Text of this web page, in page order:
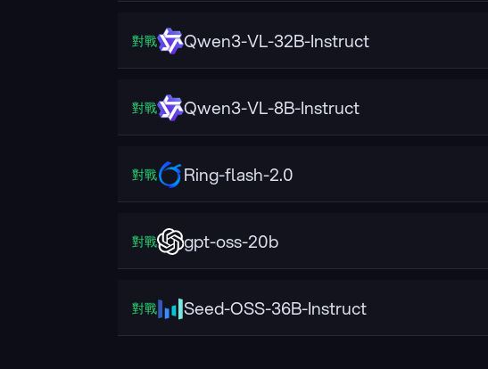
對戰 Qwen3-VL-32B-Instruct
對戰 Qwen3-VL-8B-Instruct
對戰 Ring-flash-2.0
對戰 gpt-oss-20b
對戰 Seed-OSS-36B-Instruct